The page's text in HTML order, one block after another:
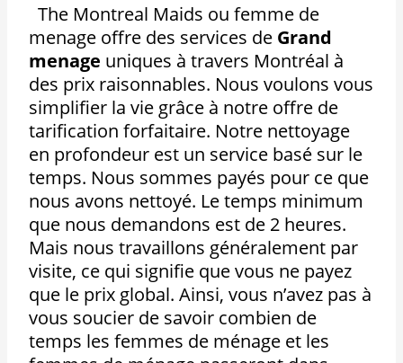
The Montreal Maids ou femme de
menage offre des services de Grand
menage uniques à travers Montréal à
des prix raisonnables. Nous voulons vous
simplifier la vie grâce à notre offre de
tarification forfaitaire. Notre nettoyage
en profondeur est un service basé sur le
temps. Nous sommes payés pour ce que
nous avons nettoyé. Le temps minimum
que nous demandons est de 2 heures.
Mais nous travaillons généralement par
visite, ce qui signifie que vous ne payez
que le prix global. Ainsi, vous n’avez pas à
vous soucier de savoir combien de
temps les femmes de ménage et les